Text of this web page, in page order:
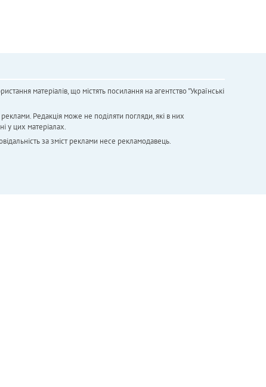
матеріалів, що містять посилання на агентство "Українськi
Редакція може не поділяти погляди, які в них
у цих матеріалах.
за зміст реклами несе рекламодавець.